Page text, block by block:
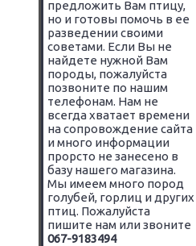
предложить Вам птицу,
но и готовы помочь в ее
разведении своими
советами. Если Вы не
найдете нужной Вам
породы, пожалуйста
позвоните по нашим
телефонам. Нам не
всегда хватает времени
на сопровождение сайта
и много информации
прорсто не занесено в
базу нашего магазина.
Мы имеем много пород
голубей, горлиц и других
птиц. Пожалуйста
пишите нам или звоните
067-9183494